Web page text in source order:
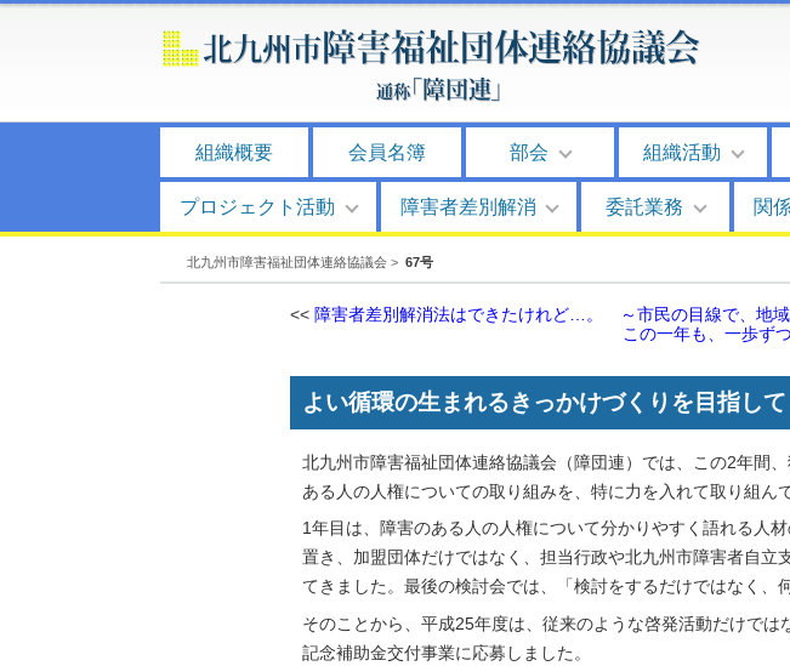
組織概要 会員名簿 部会 組織活動
プロジェクト活動 障害者差別解消 委託業務 関
北九州市障害福祉団体連絡協議会 > 67号
<< 障害者差別解消法はできたけれど…。 ～市民の目線で、地域
この一年も、一歩ず
よい循環の生まれるきっかけづくりを目指し
北九州市障害福祉団体連絡協議会（障団連）では、この2年間
ある人の人権についての取り組みを、特に力を入れて取り組ん
1年目は、障害のある人の人権について分かりやすく語れる人
置き、加盟団体だけではなく、担当行政や北九州市障害者自
てきました。最後の検討会では、「検討をするだけではなく、
そのことから、平成25年度は、従来のような啓発活動だけで
記念補助金交付事業に応募しました。